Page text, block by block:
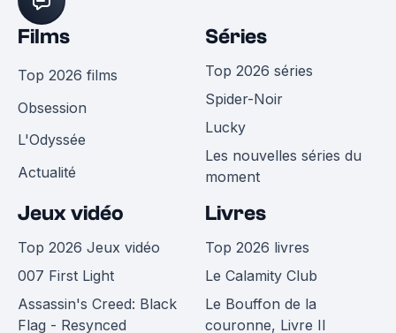
Films
Top 2026 films
Obsession
L'Odyssée
Actualité
Séries
Top 2026 séries
Spider-Noir
Lucky
Les nouvelles séries du
moment
Jeux vidéo
Top 2026 Jeux vidéo
007 First Light
Assassin's Creed: Black
Flag - Resynced
Livres
Top 2026 livres
Le Calamity Club
Le Bouffon de la
couronne, Livre II